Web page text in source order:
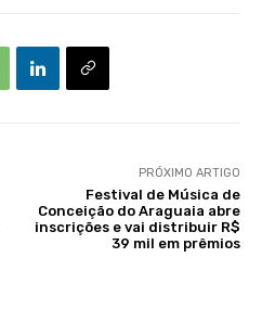
PRÓXIMO ARTIGO
Festival de Música de
Conceição do Araguaia abre
inscrições e vai distribuir R$
39 mil em prêmios